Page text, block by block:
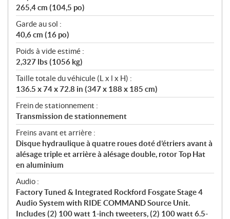
265,4 cm (104,5 po)
Garde au sol :
40,6 cm (16 po)
Poids à vide estimé :
2,327 lbs (1056 kg)
Taille totale du véhicule (L x l x H) :
136.5 x 74 x 72.8 in (347 x 188 x 185 cm)
Frein de stationnement :
Transmission de stationnement
Freins avant et arrière :
Disque hydraulique à quatre roues doté d’étriers avant à
alésage triple et arrière à alésage double, rotor Top Hat
en aluminium
Audio :
Factory Tuned & Integrated Rockford Fosgate Stage 4
Audio System with RIDE COMMAND Source Unit.
Includes (2) 100 watt 1-inch tweeters, (2) 100 watt 6.5-